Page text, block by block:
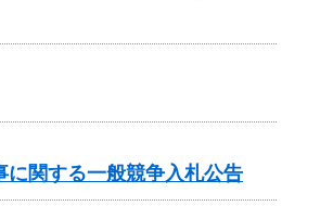
関する一般競争入札公告